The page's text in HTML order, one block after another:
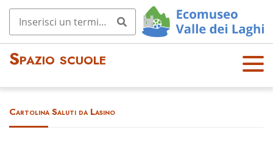
Spazio scuole
OPE
N
Cartolina Saluti da Lasino